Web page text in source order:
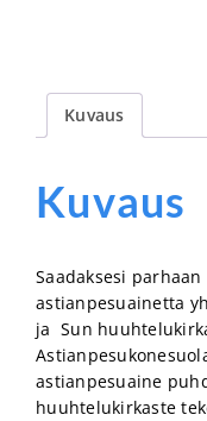
Kuvaus
Kuvaus
Saadaksesi
astianpesuainetta
ja Sun
astianpesuaine
huuhtelukirkaste